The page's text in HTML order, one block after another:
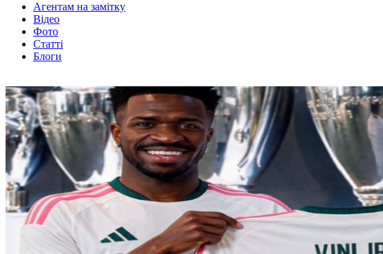
Агентам на замітку
Відео
Фото
Статті
Блоги